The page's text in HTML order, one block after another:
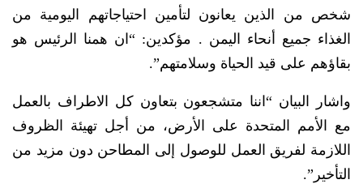
شخص من الذين يعانون لتأمين احتياجاتهم اليومية من
الغذاء جميع أنحاء اليمن . مؤكدين: “ان همنا الرئيس هو
بقاؤهم على قيد الحياة وسلامتهم”.
واشار البيان “اننا متشجعون بتعاون كل الاطراف بالعمل
مع الأمم المتحدة على الأرض، من أجل تهيئة الظروف
اللازمة لفريق العمل للوصول إلى المطاحن دون مزيد من
التأخير”.